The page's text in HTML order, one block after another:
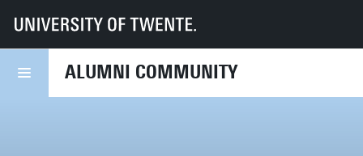
ALUMNI COMMUNITY
UT Alumni Community Canon van de UT